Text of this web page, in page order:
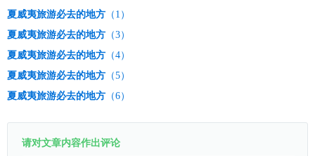
夏威夷旅游必去的地方 （1）
夏威夷旅游必去的地方 （3）
夏威夷旅游必去的地方 （4）
夏威夷旅游必去的地方 （5）
夏威夷旅游必去的地方 （6）
请对文章内容作出评论